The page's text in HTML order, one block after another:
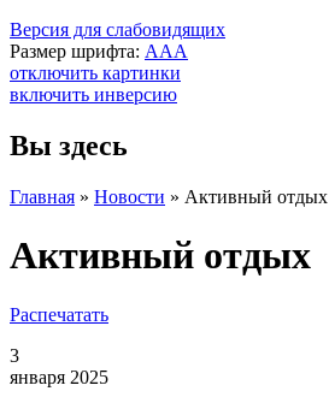
Версия для слабовидящих
Размер шрифта: AAA
отключить картинки
включить инверсию
Вы здесь
Главная » Новости » Активный отдых
Активный отдых
Распечатать
3
января 2025